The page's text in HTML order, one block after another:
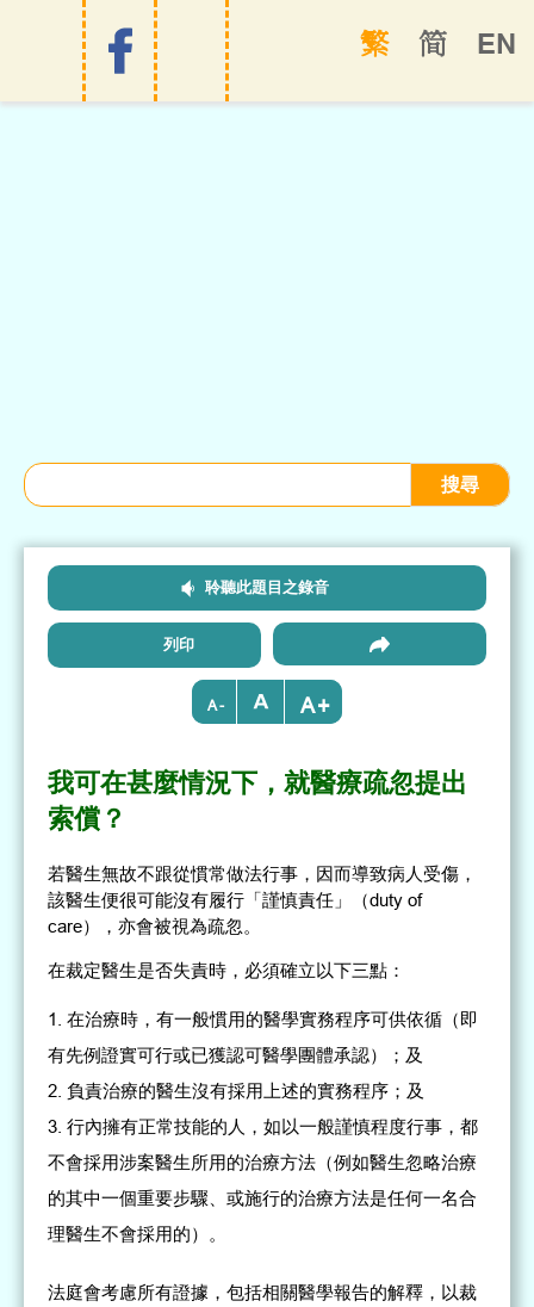
EN
简
繁
聆聽此題目之錄音
列印
- +
我可在甚麼情況下，就醫療疏忽提出
索償？
若醫生無故不跟從慣常做法行事，因而導致病人受傷，
該醫生便很可能沒有履行「謹慎責任」（duty of
care），亦會被視為疏忽。
在裁定醫生是否失責時，必須確立以下三點：
在治療時，有一般慣用的醫學實務程序可供依循（即
有先例證實可行或已獲認可醫學團體承認）；及
負責治療的醫生沒有採用上述的實務程序；及
行內擁有正常技能的人，如以一般謹慎程度行事，都
不會採用涉案醫生所用的治療方法（例如醫生忽略治療
的其中一個重要步驟、或施行的治療方法是任何一名合
理醫生不會採用的）。
法庭會考慮所有證據，包括相關醫學報告的解釋，以裁